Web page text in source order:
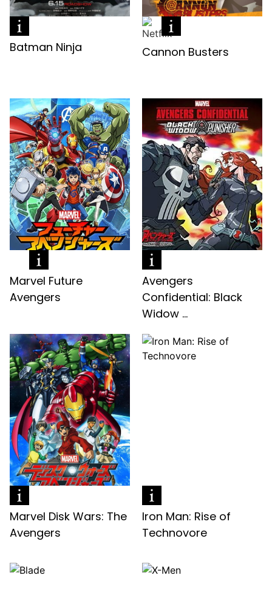
Batman Ninja Cannon Busters
Marvel Future
Avengers
Avengers
Confidential: Black
Widow ...
Marvel Disk Wars: The
Avengers
Iron Man: Rise of
Technovore